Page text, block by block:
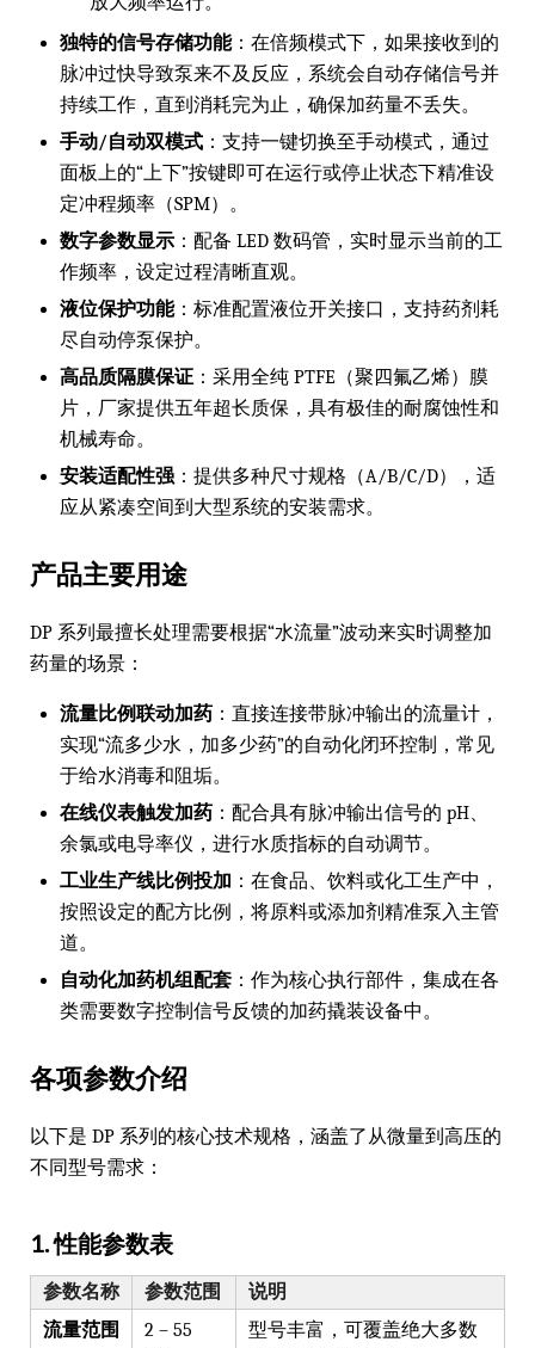
独特的信号存储功能：在倍频模式下，如果接收到的
脉冲过快导致泵来不及反应，系统会自动存储信号并
持续工作，直到消耗完为止，确保加药量不丢失。
手动/自动双模式 ：支持一键切换至手动模式，通过
面板上的“上下”按键即可在运行或停止状态下精准设
定冲程频率（SPM）。
数字参数显示 ：配备 LED 数码管，实时显示当前的工
作频率，设定过程清晰直观。
液位保护功能：标准配置液位开关接口，支持药剂耗
尽自动停泵保护。
高品质隔膜保证 ：采用全纯 PTFE（聚四氟乙烯）膜
片，厂家提供五年超长质保，具有极佳的耐腐蚀性和
机械寿命。
安装适配性强 ：提供多种尺寸规格（A/B/C/D），适
应从紧凑空间到大型系统的安装需求。
产品主要用途
DP 系列最擅长处理需要根据“水流量”波动来实时调整加
药量的场景：
流量比例联动加药 ：直接连接带脉冲输出的流量计，
实现“流多少水，加多少药”的自动化闭环控制，常见
于给水消毒和阻垢。
在线仪表触发加药 ：配合具有脉冲输出信号的 pH、
余氯或电导率仪，进行水质指标的自动调节。
工业生产线比例投加 ：在食品、饮料或化工生产中，
按照设定的配方比例，将原料或添加剂精准泵入主管
道。
自动化加药机组配套 ：作为核心执行部件，集成在各
类需要数字控制信号反馈的加药撬装设备中。
各项参数介绍
以下是 DP 系列的核心技术规格，涵盖了从微量到高压的
不同型号需求：
1. 性能参数表
参数名称 参数范围
说明
流量范围
2 – 55
型号丰富，可覆盖绝大多数